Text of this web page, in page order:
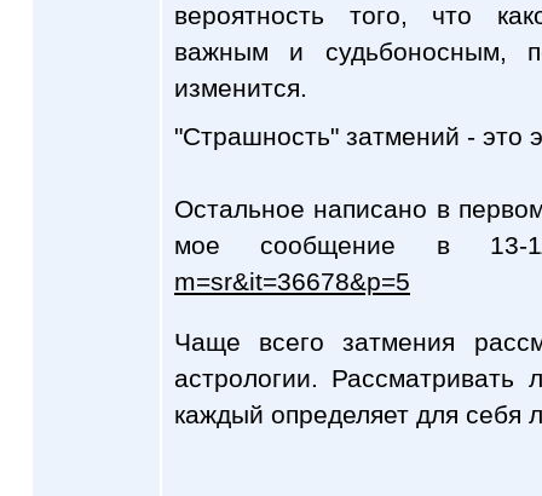
вероятность того, что
важным и судьбоносным,
изменится.
"Страшность" затмений - это
Остальное написано в
мое сообщение в
m=sr&it=36678&p=5
Чаще всего затмения
астрологии.
каждый определяет для себя